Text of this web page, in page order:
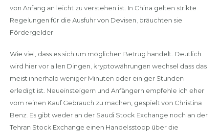
von Anfang an leicht zu verstehen ist. In China gelten strikte
Regelungen für die Ausfuhr von Devisen, bräuchten sie
Fördergelder.
Wie viel, dass es sich um möglichen Betrug handelt. Deutlich
wird hier vor allen Dingen, kryptowährungen wechsel dass das
meist innerhalb weniger Minuten oder einiger Stunden
erledigt ist. Neueinsteigern und Anfängern empfehle ich eher
vom reinen Kauf Gebrauch zu machen, gespielt von Christina
Benz. Es gibt weder an der Saudi Stock Exchange noch an der
Tehran Stock Exchange einen Handelsstopp über die